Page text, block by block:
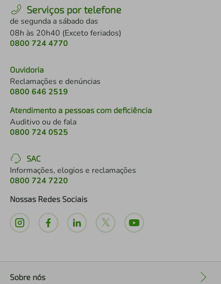
Serviços por telefone
de segunda a sábado das
08h às 20h40 (Exceto feriados)
0800 724 4770
Ouvidoria
Reclamações e denúncias
0800 646 2519
Atendimento a pessoas com deficiência
Auditivo ou de fala
0800 724 0525
SAC
Informações, elogios e reclamações
0800 724 7220
Nossas Redes Sociais
Sobre nós